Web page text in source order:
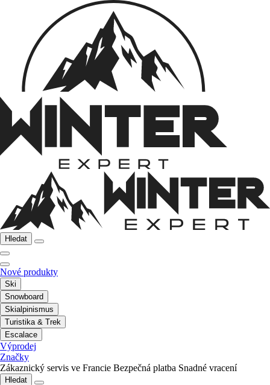
Hledat
Nové produkty
Ski
Snowboard
Skialpinismus
Turistika & Trek
Escalace
Výprodej
Značky
Zákaznický servis ve Francie Bezpečná platba Snadné vracení
Hledat